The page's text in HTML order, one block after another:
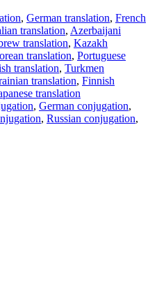
, German translation, French
translation, Azerbaijani
translation, Kazakh
translation, Portuguese
translation, Turkmen
translation, Finnish
translation
, German conjugation,
, Russian conjugation,